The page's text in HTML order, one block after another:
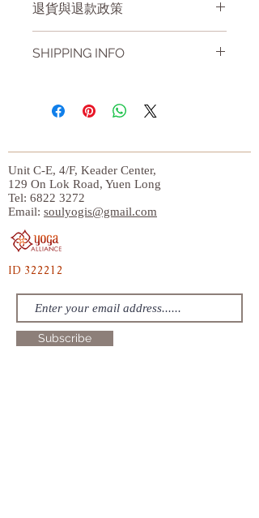
體工學
內彎弧度設計適合按摩放鬆,
亦可以用來輔助拉筋做伸展
退貨與退款政策
SHIPPING INFO
Unit C-E, 4/F, Keader Center,
129 On Lok Road, Yuen Long
Tel: 6822 3272
Email: soulyogis@gmail.com
ID 322212
Subscribe